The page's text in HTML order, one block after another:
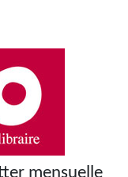
mensuelle